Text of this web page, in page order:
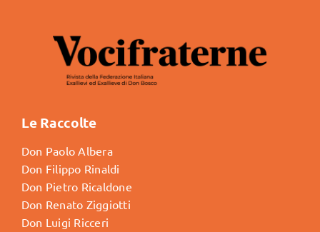
Le Raccolte
Don Paolo Albera
Don Filippo Rinaldi
Don Pietro Ricaldone
Don Renato Ziggiotti
Don Luigi Ricceri